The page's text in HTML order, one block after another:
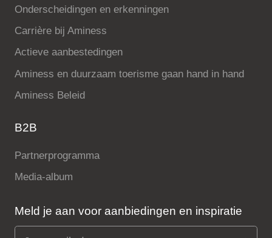
Onderscheidingen en erkenningen
Carrière bij Aminess
Actieve aanbestedingen
Aminess en duurzaam toerisme gaan hand in hand
Aminess Beleid
B2B
Partnerprogramma
Media-album
Meld je aan voor aanbiedingen en inspiratie